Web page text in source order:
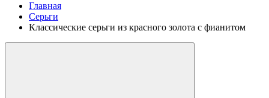
Главная
Серьги
Классические серьги из красного золота с фианитом